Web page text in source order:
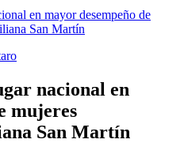
en mayor desempeño de
San Martín
nacional en
mujeres
San Martín